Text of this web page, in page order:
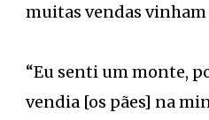
muitas vendas vinham
“Eu senti um monte,
vendia [os pães] na